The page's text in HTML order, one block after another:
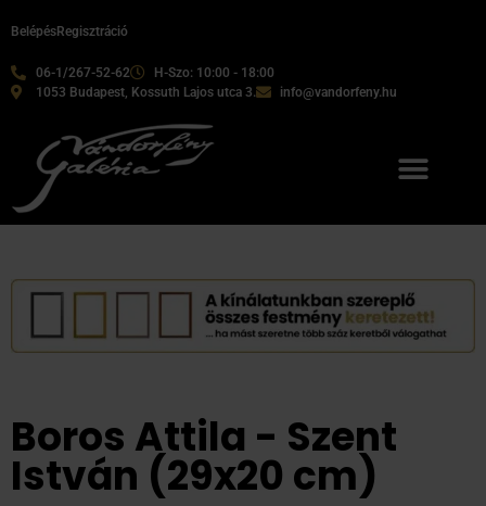
06-1/267-52-62
H-Szo: 10:00 - 18:00
1053 Budapest, Kossuth Lajos utca 3.
info@vandorfeny.hu
BelépésRegisztráció
Boros Attila - Szent
István (29x20 cm)